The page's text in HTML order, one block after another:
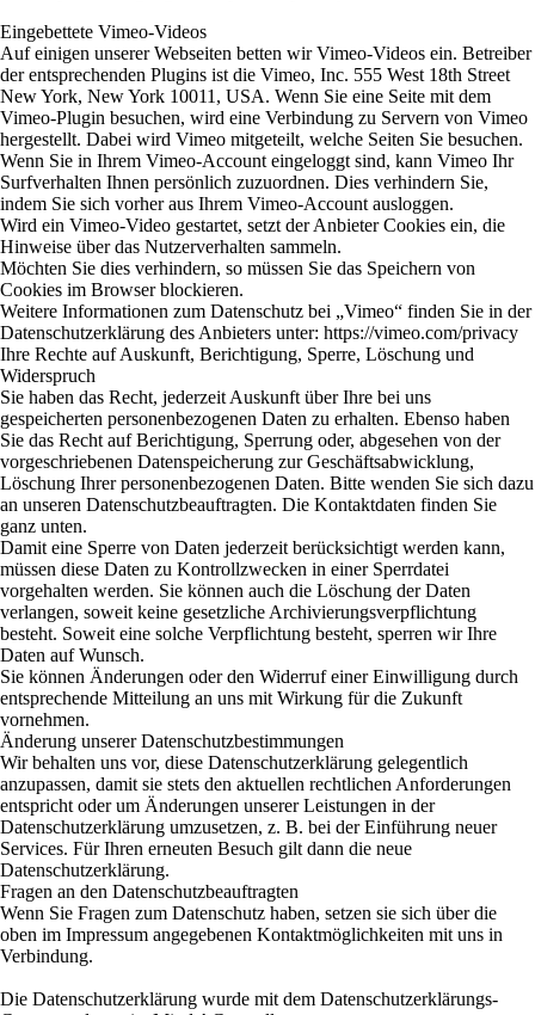
Eingebettete Vimeo-Videos
Auf einigen unserer Webseiten betten wir Vimeo-Videos ein. Betreiber
der entsprechenden Plugins ist die Vimeo, Inc. 555 West 18th Street
New York, New York 10011, USA. Wenn Sie eine Seite mit dem
Vimeo-Plugin besuchen, wird eine Verbindung zu Servern von Vimeo
hergestellt. Dabei wird Vimeo mitgeteilt, welche Seiten Sie besuchen.
Wenn Sie in Ihrem Vimeo-Account eingeloggt sind, kann Vimeo Ihr
Surfverhalten Ihnen persönlich zuzuordnen. Dies verhindern Sie,
indem Sie sich vorher aus Ihrem Vimeo-Account ausloggen.
Wird ein Vimeo-Video gestartet, setzt der Anbieter Cookies ein, die
Hinweise über das Nutzerverhalten sammeln.
Möchten Sie dies verhindern, so müssen Sie das Speichern von
Cookies im Browser blockieren.
Weitere Informationen zum Datenschutz bei „Vimeo“ finden Sie in der
Datenschutzerklärung des Anbieters unter: https://vimeo.com/privacy
Ihre Rechte auf Auskunft, Berichtigung, Sperre, Löschung und
Widerspruch
Sie haben das Recht, jederzeit Auskunft über Ihre bei uns
gespeicherten personenbezogenen Daten zu erhalten. Ebenso haben
Sie das Recht auf Berichtigung, Sperrung oder, abgesehen von der
vorgeschriebenen Datenspeicherung zur Geschäftsabwicklung,
Löschung Ihrer personenbezogenen Daten. Bitte wenden Sie sich dazu
an unseren Datenschutzbeauftragten. Die Kontaktdaten finden Sie
ganz unten.
Damit eine Sperre von Daten jederzeit berücksichtigt werden kann,
müssen diese Daten zu Kontrollzwecken in einer Sperrdatei
vorgehalten werden. Sie können auch die Löschung der Daten
verlangen, soweit keine gesetzliche Archivierungsverpflichtung
besteht. Soweit eine solche Verpflichtung besteht, sperren wir Ihre
Daten auf Wunsch.
Sie können Änderungen oder den Widerruf einer Einwilligung durch
entsprechende Mitteilung an uns mit Wirkung für die Zukunft
vornehmen.
Änderung unserer Datenschutzbestimmungen
Wir behalten uns vor, diese Datenschutzerklärung gelegentlich
anzupassen, damit sie stets den aktuellen rechtlichen Anforderungen
entspricht oder um Änderungen unserer Leistungen in der
Datenschutzerklärung umzusetzen, z. B. bei der Einführung neuer
Services. Für Ihren erneuten Besuch gilt dann die neue
Datenschutzerklärung.
Fragen an den Datenschutzbeauftragten
Wenn Sie Fragen zum Datenschutz haben, setzen sie sich über die
oben im Impressum angegebenen Kontaktmöglichkeiten mit uns in
Verbindung.
Die Datenschutzerklärung wurde mit dem Datenschutzerklärungs-